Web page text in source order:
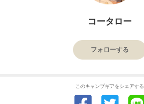
コータロー
フォローする
このキャンプギアをシェアする